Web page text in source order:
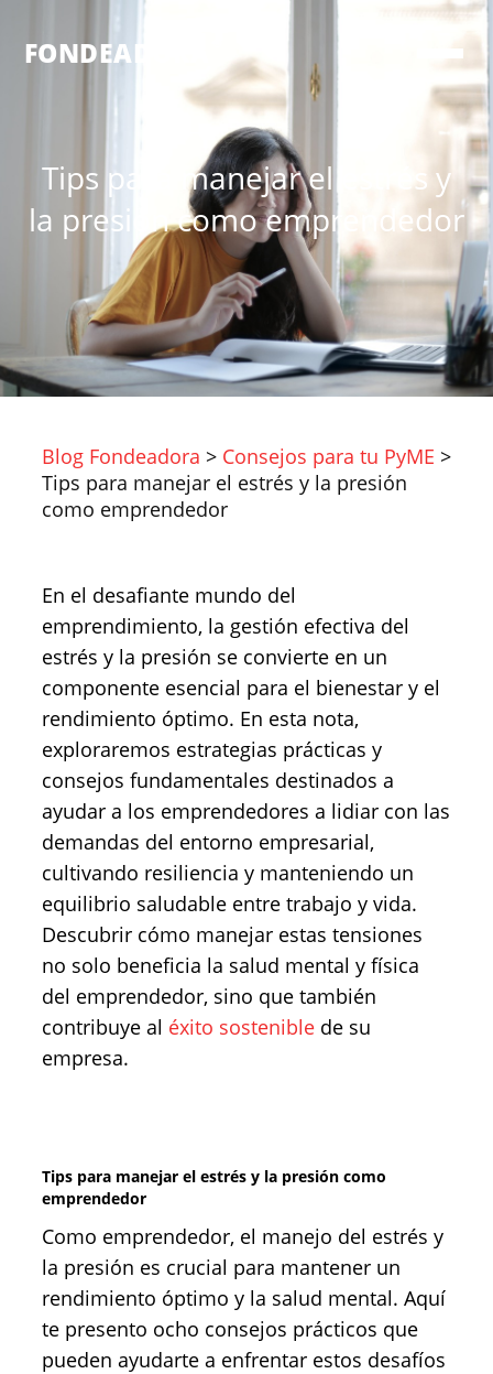
FONDEADORA
Tips para manejar el estrés y
la presión como emprendedor
Blog Fondeadora > Consejos para tu PyME >
Tips para manejar el estrés y la presión
como emprendedor
En el desafiante mundo del
emprendimiento, la gestión efectiva del
estrés y la presión se convierte en un
componente esencial para el bienestar y el
rendimiento óptimo. En esta nota,
exploraremos estrategias prácticas y
consejos fundamentales destinados a
ayudar a los emprendedores a lidiar con las
demandas del entorno empresarial,
cultivando resiliencia y manteniendo un
equilibrio saludable entre trabajo y vida.
Descubrir cómo manejar estas tensiones
no solo beneficia la salud mental y física
del emprendedor, sino que también
contribuye al éxito sostenible de su
empresa.
Tips para manejar el estrés y la presión como
emprendedor
Como emprendedor, el manejo del estrés y
la presión es crucial para mantener un
rendimiento óptimo y la salud mental. Aquí
te presento ocho consejos prácticos que
pueden ayudarte a enfrentar estos desafíos